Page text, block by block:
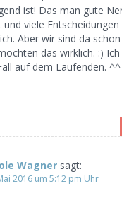
ist! Das man gute
viele
Aber wir sind da
das wirklich. :)
auf dem Laufenden. ^^
Wagner sagt:
2016 um 5:12 pm Uhr